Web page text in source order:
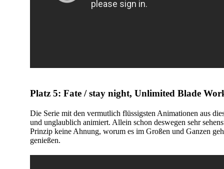
Platz 5: Fate / stay night, Unlimited Blade
Die Serie mit den vermutlich flüssigsten Animationen aus
und unglaublich animiert. Allein schon deswegen sehr
Prinzip keine Ahnung, worum es im Großen und Ganzen
genießen.